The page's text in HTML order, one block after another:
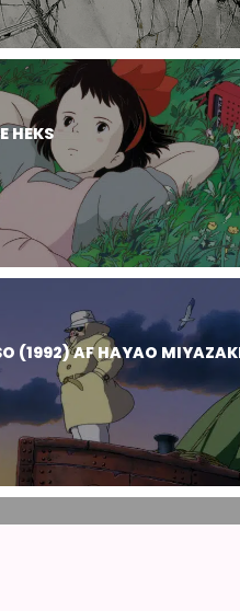
HEKS
(1992) AF HAYAO